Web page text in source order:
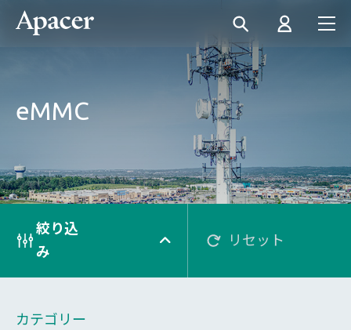
eMMC
絞り込
み
リセット
カテゴリー